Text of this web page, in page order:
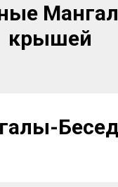
крышей